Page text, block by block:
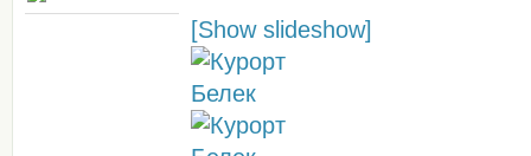
[Show slideshow]